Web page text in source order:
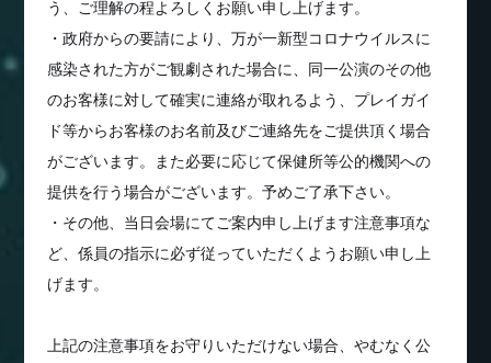
う、ご理解の程よろしくお願い申し上げます。
・政府からの要請により、万が一新型コロナウイルスに
感染された方がご観劇された場合に、同一公演のその他
のお客様に対して確実に連絡が取れるよう、プレイガイ
ド等からお客様のお名前及びご連絡先をご提供頂く場合
がございます。また必要に応じて保健所等公的機関への
提供を行う場合がございます。予めご了承下さい。
・その他、当日会場にてご案内申し上げます注意事項な
ど、係員の指示に必ず従っていただくようお願い申し上
げます。
上記の注意事項をお守りいただけない場合、やむなく公